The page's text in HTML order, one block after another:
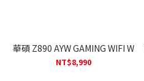
華碩 Z890 AYW GAMING WIFI W
NT$8,990